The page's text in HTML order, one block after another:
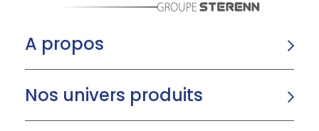
A propos
Nos univers produits